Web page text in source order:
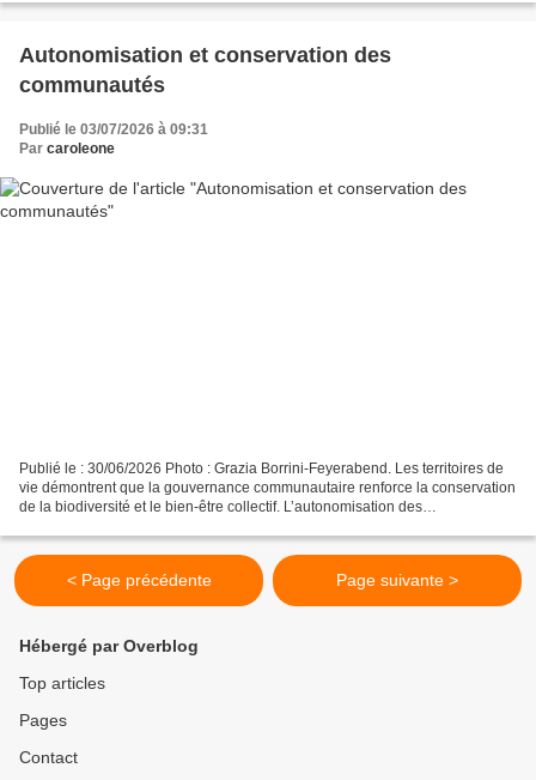
Autonomisation et conservation des
communautés
Publié le 03/07/2026 à 09:31
Par caroleone
Publié le : 30/06/2026 Photo : Grazia Borrini-Feyerabend. Les territoires de
vie démontrent que la gouvernance communautaire renforce la conservation
de la biodiversité et le bien-être collectif. L’autonomisation des
< Page précédente Page suivante >
Hébergé par Overblog
Top articles
Pages
Contact